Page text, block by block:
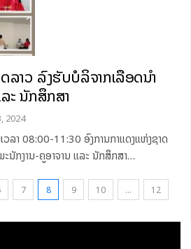
ລາວ ລົງຮັບບໍລິຈາກເລືອດນໍາ
ະ ນັກສຶກສາ
2024
ລາ 08:00-11:30 ອົງການກາແດງແຫ່ງຊາດ
ນັກງານ-ຄູອາຈານ ແລະ ນັກສຶກສາ…
7 8 9 10 …
12